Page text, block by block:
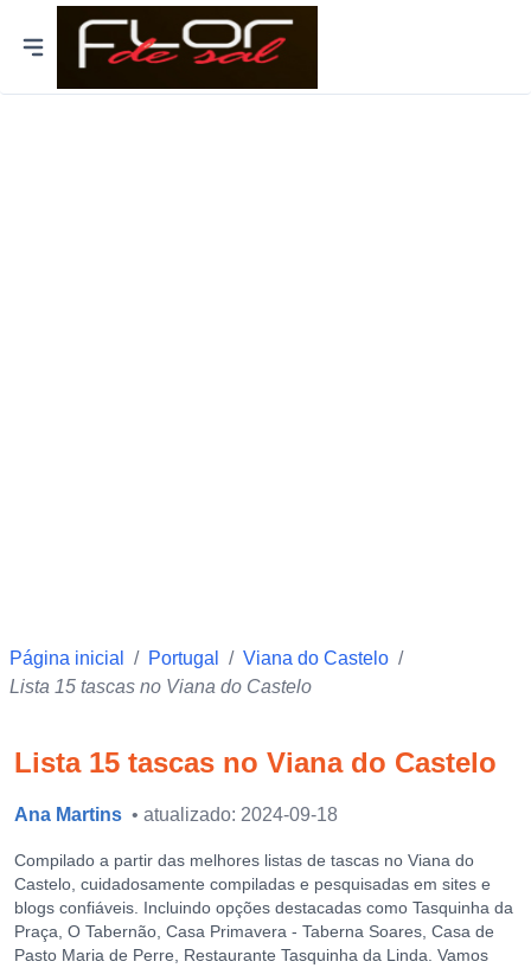
Página inicial / Portugal / Viana do Castelo /
Lista 15 tascas no Viana do Castelo
Lista 15 tascas no Viana do Castelo
Ana Martins • atualizado: 2024-09-18
Compilado a partir das melhores listas de tascas no Viana do
Castelo, cuidadosamente compiladas e pesquisadas em sites e
blogs confiáveis. Incluindo opções destacadas como Tasquinha da
Praça, O Tabernão, Casa Primavera - Taberna Soares, Casa de
Pasto Maria de Perre, Restaurante Tasquinha da Linda. Vamos